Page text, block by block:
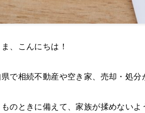
、こんにちは！
で相続不動産や空き家、売却・処
ものときに備えて、家族が揉めないよ